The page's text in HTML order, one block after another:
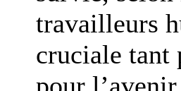
travailleurs
cruciale tant